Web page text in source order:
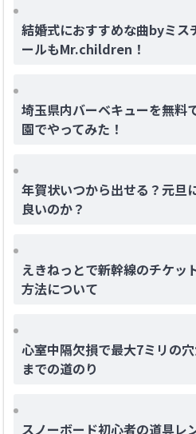
結婚式におすすめな曲byミ
ールもMr.children！
埼玉県内バーベキューを無料
園でやってみた！
年賀状いつから出せる？元旦
良いのか？
えきねっとで新幹線のチケッ
方法について
心室中隔欠損で最大7ミリの
までの道のり
スノーボード初心者の道具レ